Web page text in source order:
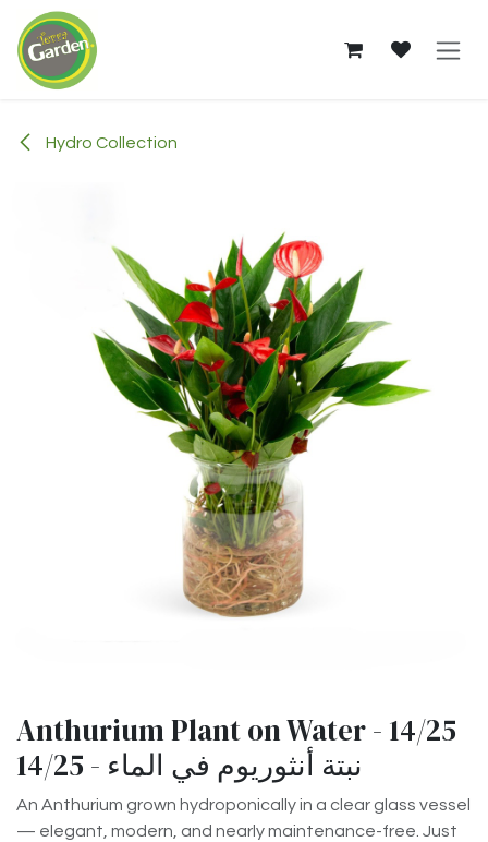
Skip to Content
Hydro Collection
Anthurium Plant on Water - 14/25
نبتة أنثوريوم في الماء - 14/25
An Anthurium grown hydroponically in a clear glass vessel
— elegant, modern, and nearly maintenance-free. Just